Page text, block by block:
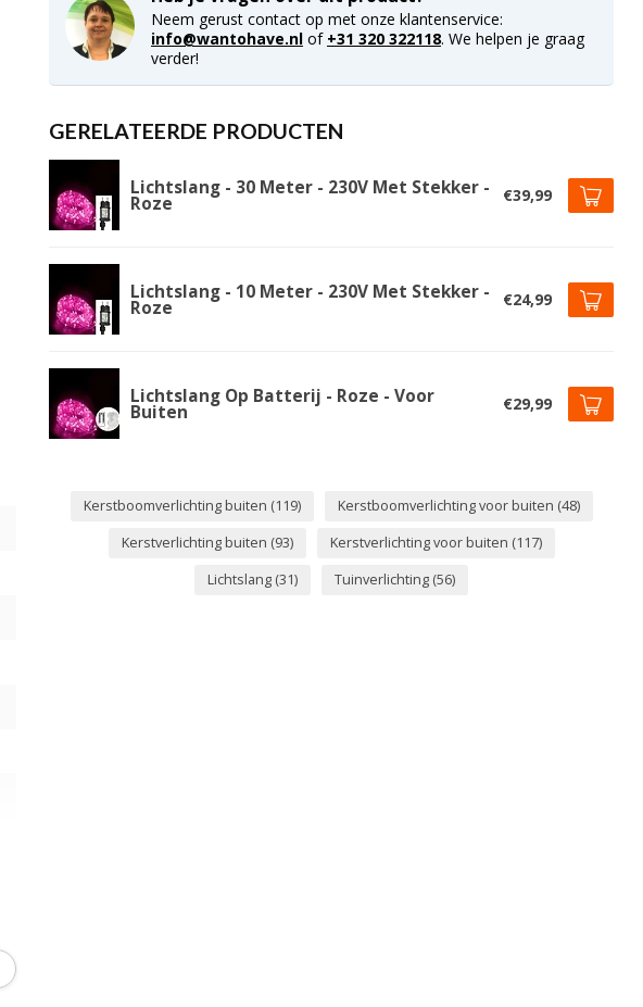
Neem gerust contact op met onze klantenservice:
info@wantohave.nl of +31 320 322118. We helpen je graag
verder!
GERELATEERDE PRODUCTEN
Lichtslang - 30 Meter - 230V Met Stekker -
Roze €39,99
Lichtslang - 10 Meter - 230V Met Stekker -
Roze €24,99
Lichtslang Op Batterij - Roze - Voor
Buiten €29,99
Kerstboomverlichting buiten (119) Kerstboomverlichting voor buiten (48)
Kerstverlichting buiten (93) Kerstverlichting voor buiten (117)
Lichtslang (31) Tuinverlichting (56)